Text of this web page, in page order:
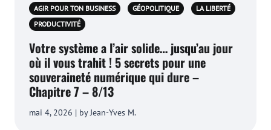
AGIR POUR TON BUSINESS GÉOPOLITIQUE
LA LIBERTÉ
PRODUCTIVITÉ
Votre système a l’air solide… jusqu’au jour
où il vous trahit ! 5 secrets pour une
souveraineté numérique qui dure –
Chapitre 7 – 8/13
mai 4, 2026 | by Jean-Yves M.